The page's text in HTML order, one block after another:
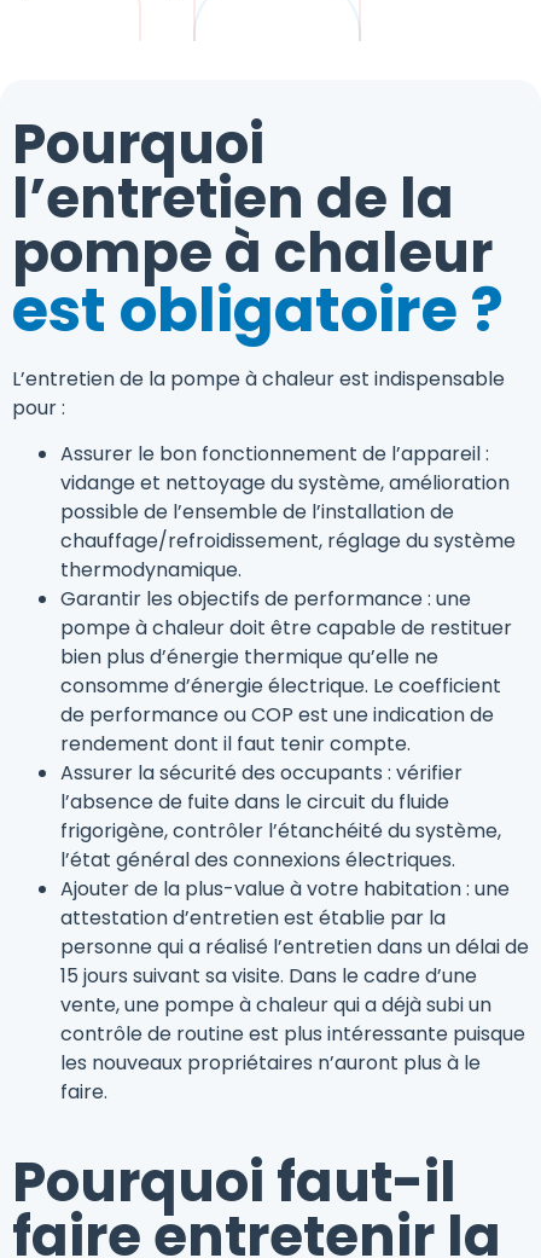
Pourquoi
l’entretien de la
pompe à chaleur
est obligatoire ?
L’entretien de la pompe à chaleur est indispensable
pour :
Assurer le bon fonctionnement de l’appareil :
vidange et nettoyage du système, amélioration
possible de l’ensemble de l’installation de
chauffage/refroidissement, réglage du système
thermodynamique.
Garantir les objectifs de performance : une
pompe à chaleur doit être capable de restituer
bien plus d’énergie thermique qu’elle ne
consomme d’énergie électrique. Le coefficient
de performance ou COP est une indication de
rendement dont il faut tenir compte.
Assurer la sécurité des occupants : vérifier
l’absence de fuite dans le circuit du fluide
frigorigène, contrôler l’étanchéité du système,
l’état général des connexions électriques.
Ajouter de la plus-value à votre habitation : une
attestation d’entretien est établie par la
personne qui a réalisé l’entretien dans un délai de
15 jours suivant sa visite. Dans le cadre d’une
vente, une pompe à chaleur qui a déjà subi un
contrôle de routine est plus intéressante puisque
les nouveaux propriétaires n’auront plus à le
faire.
Pourquoi faut-il
faire entretenir la